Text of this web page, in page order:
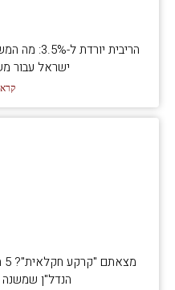
הריבית
ישראל עבור
הנדל"ן